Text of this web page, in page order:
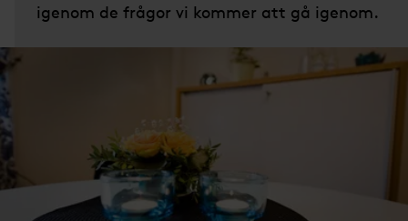
igenom de frågor vi kommer att gå igenom.